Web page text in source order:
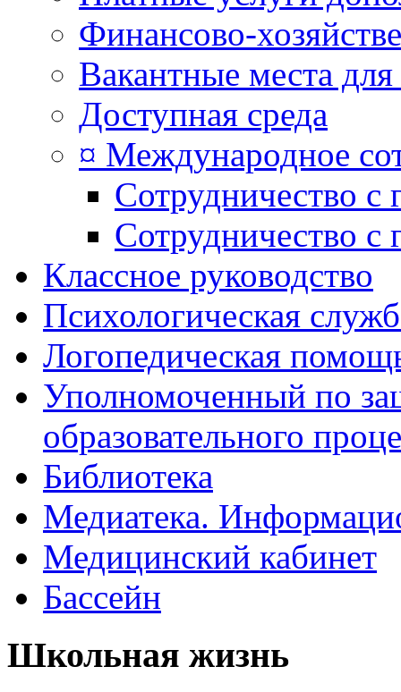
Финансово-
Вакантные места для
Доступная среда
¤ Международное
Сотрудничество
Сотрудничество с
Классное руководство
Психологическая
Логопедическая
Уполномоченный по
образовательного
Библиотека
Медиатека.
Медицинский кабинет
Бассейн
Школьная жизнь